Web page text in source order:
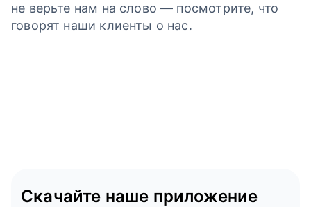
не верьте нам на слово — посмотрите, что
говорят наши клиенты о нас.
Скачайте наше приложение